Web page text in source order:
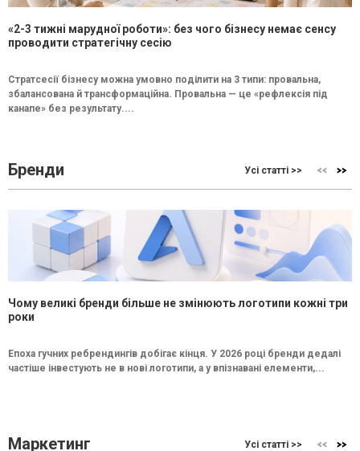
«2-3 тижні марудної роботи»: без чого бізнесу немає сенсу
проводити стратегічну сесію
Стратсесії бізнесу можна умовно поділити на 3 типи: провальна,
збалансована й трансформаційна. Провальна — це «рефлексія під
канапе» без результату....
Бренди Усі статті >>
Чому великі бренди більше не змінюють логотипи кожні три
роки
Епоха гучних ребрендингів добігає кінця. У 2026 році бренди дедалі
частіше інвестують не в нові логотипи, а у впізнавані елементи,...
Маркетинг Усі статті >>